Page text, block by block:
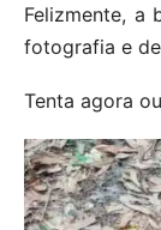
Felizmente, a
fotografia e
Tenta agora